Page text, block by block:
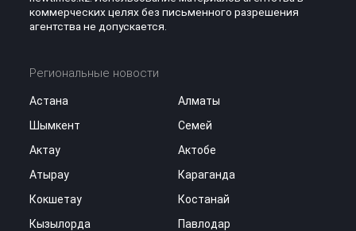
коммерческих целях без письменного разрешения
агентства не допускается.
Региональные новости
Астана
Алматы
Шымкент
Семей
Актау
Актобе
Атырау
Караганда
Кокшетау
Костанай
Кызылорда
Павлодар